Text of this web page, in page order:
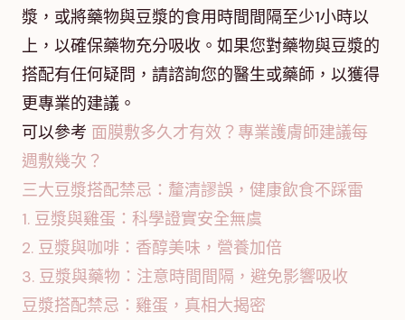
漿，或將藥物與豆漿的食用時間間隔至少1小時以
上，以確保藥物充分吸收。如果您對藥物與豆漿的
搭配有任何疑問，請諮詢您的醫生或藥師，以獲得
更專業的建議。
可以參考 面膜敷多久才有效？專業護膚師建議每
週敷幾次？
三大豆漿搭配禁忌：釐清謬誤，健康飲食不踩雷
1. 豆漿與雞蛋：科學證實安全無虞
2. 豆漿與咖啡：香醇美味，營養加倍
3. 豆漿與藥物：注意時間間隔，避免影響吸收
豆漿搭配禁忌：雞蛋，真相大揭密